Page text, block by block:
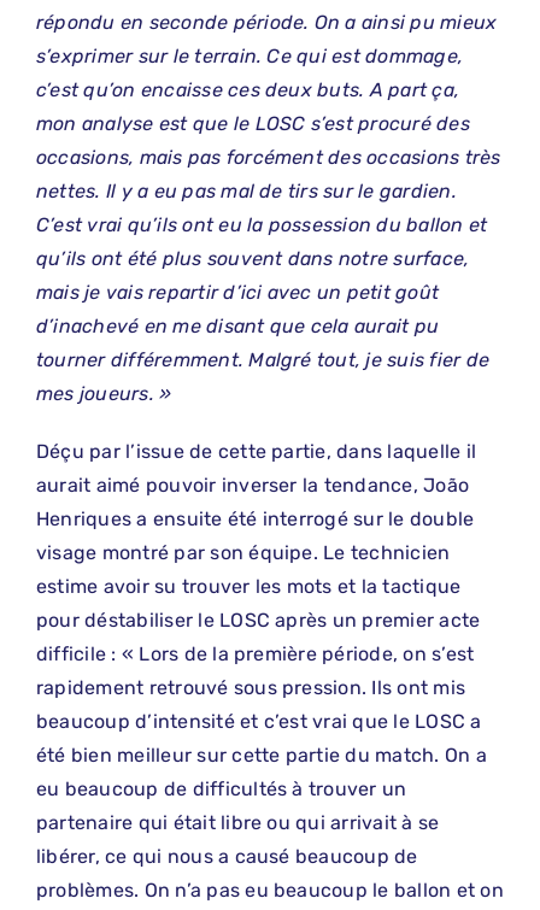
répondu en seconde période. On a ainsi pu mieux
s’exprimer sur le terrain. Ce qui est dommage,
c’est qu’on encaisse ces deux buts. A part ça,
mon analyse est que le LOSC s’est procuré des
occasions, mais pas forcément des occasions très
nettes. Il y a eu pas mal de tirs sur le gardien.
C’est vrai qu’ils ont eu la possession du ballon et
qu’ils ont été plus souvent dans notre surface,
mais je vais repartir d’ici avec un petit goût
d’inachevé en me disant que cela aurait pu
tourner différemment. Malgré tout, je suis fier de
mes joueurs. »
Déçu par l’issue de cette partie, dans laquelle il
aurait aimé pouvoir inverser la tendance, João
Henriques a ensuite été interrogé sur le double
visage montré par son équipe. Le technicien
estime avoir su trouver les mots et la tactique
pour déstabiliser le LOSC après un premier acte
difficile : « Lors de la première période, on s’est
rapidement retrouvé sous pression. Ils ont mis
beaucoup d’intensité et c’est vrai que le LOSC a
été bien meilleur sur cette partie du match. On a
eu beaucoup de difficultés à trouver un
partenaire qui était libre ou qui arrivait à se
libérer, ce qui nous a causé beaucoup de
problèmes. On n’a pas eu beaucoup le ballon et on